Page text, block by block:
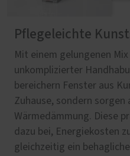
Pflegeleichte
Mit einem gelungenen
unkomplizierter
bereichern Fenster aus
Zuhause, sondern
Wärmedämmung. Diese
dazu bei, Energiekosten
gleichzeitig ein